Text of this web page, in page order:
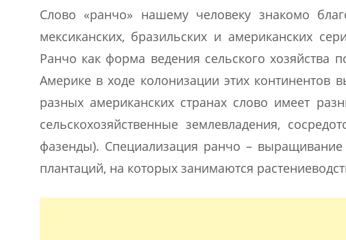
Слово «ранчо» нашему человеку знакомо
мексиканских, бразильских и американских
Ранчо как форма ведения сельского
Америке в ходе колонизации этих континентов
разных американских странах слово имеет
сельскохозяйственные землевладения,
фазенды). Специализация ранчо – выращивание
плантаций, на которых занимаются